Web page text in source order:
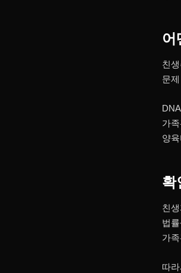
어
친
문
가
양
확
친
법
가
따